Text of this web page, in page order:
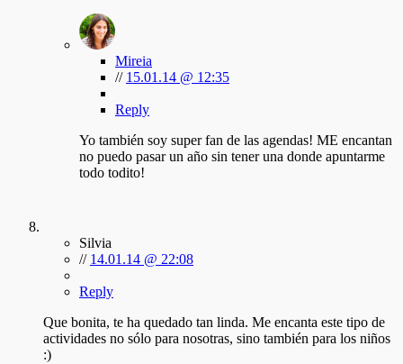
Mireia
// 15.01.14 @ 12:35
Reply
Yo también soy super fan de las agendas! ME encantan
no puedo pasar un año sin tener una donde apuntarme
todo todito!
Silvia
// 14.01.14 @ 22:08
Reply
Que bonita, te ha quedado tan linda. Me encanta este tipo de
actividades no sólo para nosotras, sino también para los niños
:)